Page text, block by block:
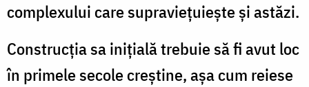
complexului care supraviețuiește și astăzi.
Construcția sa inițială trebuie să fi avut loc
în primele secole creștine, așa cum reiese